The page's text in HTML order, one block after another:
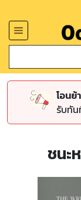
โอนย้
รับทัน
ชนะ